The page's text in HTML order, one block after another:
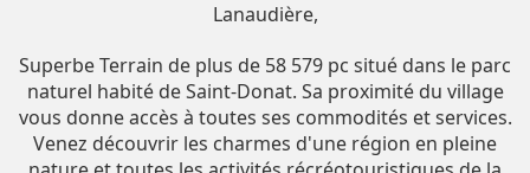
Lanaudière
Superbe Terrain de plus de 58 579 pc situé dans le parc
naturel habité de Saint-Donat. Sa proximité du village
vous donne accès à toutes ses commodités et services.
Venez découvrir les charmes d'une région en pleine